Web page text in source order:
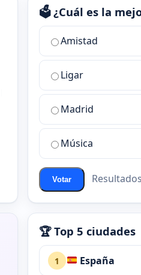
🗳️ ¿Cuál es la
¿Cuál
la
mejor
sala
chat
ChatZona?
Amistad
Ligar
Madrid
Música
Votar Resultados
🏆 Top 5 ciudades
1 España